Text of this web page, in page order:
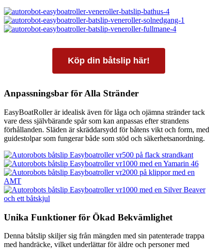
Köp din båtslip här!
Anpassningsbar för Alla Stränder
EasyBoatRoller är idealisk även för låga och ojämna stränder tack
vare dess självbärande spår som kan anpassas efter strandens
förhållanden. Släden är skräddarsydd för båtens vikt och form, med
guidestolpar som fungerar både som stöd och säkerhetsanordning.
Unika Funktioner för Ökad Bekvämlighet
Denna båtslip skiljer sig från mängden med sin patenterade trappa
med handräcke, vilket underlättar för äldre och personer med